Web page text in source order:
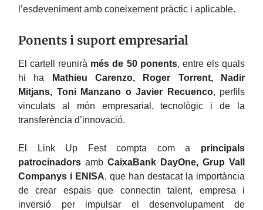
l’esdeveniment amb coneixement pràctic i aplicable.
Ponents i suport empresarial
El cartell reunirà més de 50 ponents, entre els quals
hi ha
Mathieu Carenzo, Roger Torrent, Nadir
Mitjans, Toni Manzano o Javier Recuenco, perfils
vinculats al món empresarial, tecnològic i de la
transferència d’innovació.
El Link Up Fest compta com a principals
patrocinadors amb CaixaBank DayOne, Grup Vall
Companys i ENISA, que han destacat la importància
de crear espais que connectin talent, empresa i
inversió per impulsar el desenvolupament de